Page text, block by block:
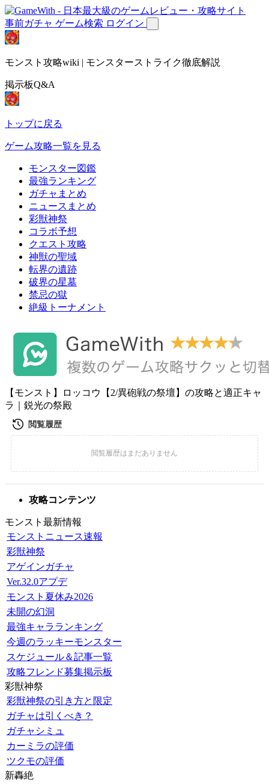
事前ガチャ ゲーム検索 ログイン
モンスト攻略wiki | モンスターストライク徹底解説
掲示板Q&A
トップに戻る
ゲーム攻略一覧を見る
モンスター図鑑
最強ランキング
ガチャまとめ
ニュースまとめ
彩獣神祭
コラボ予想
クエスト攻略
神獣の聖域
転界の遺跡
破界の星墓
禁忌の獄
絶級トーナメント
【モンスト】ロッコウ【2/異砲戦の祭壇】の攻略と適正キャ
ラ｜鋭光の祭殿
攻略コンテンツ
モンスト最新情報
モンストニュース速報
彩獣神祭
アゲインガチャ
Ver.32.0アプデ
モンスト夏休み2026
未開の幻洞
最強キャラランキング
今週のラッキーモンスター
スケジュール＆記事一覧
攻略フレンド募集掲示板
彩獣神祭
彩獣神祭の引き方と限定
ガチャは引くべき？
ガチャシミュ
カーミラの評価
ツクモの評価
新轟絶